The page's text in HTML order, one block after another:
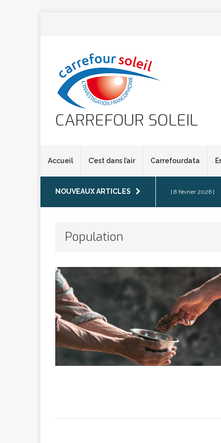
CARREFOUR SOLEIL
Accueil C’est dans l’air Carrefourdata
NOUVEAUX ARTICLES [ 8 février 2026 ]
marchande
[ 7 février 2026 ]
[ 6 février 2026 ]
Population